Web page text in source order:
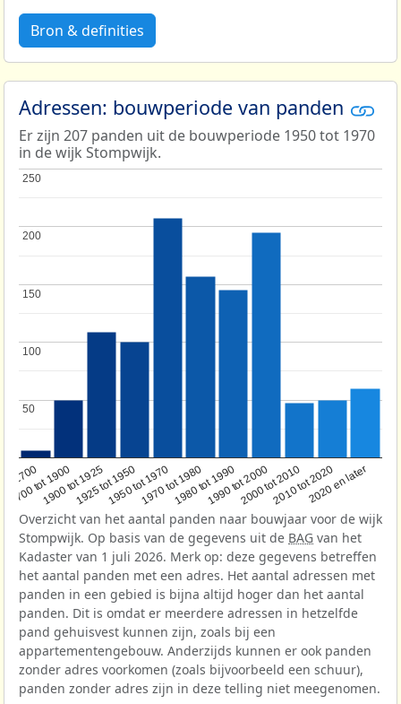
Bron & definities
Adressen: bouwperiode van panden
Er zijn 207 panden uit de bouwperiode 1950 tot 1970
in de wijk Stompwijk.
1700
1700 tot 1900
1900 tot 19251925 tot 19501950 tot 19701970 tot 19801980 tot 19901990 tot 20002000 tot 20102010 tot 20202020 en later
50
50
100
100
150
150
200
200
250
250
Overzicht van het aantal panden naar bouwjaar voor de wijk
Stompwijk. Op basis van de gegevens uit de BAG van het
Kadaster van 1 juli 2026. Merk op: deze gegevens betreffen
het aantal panden met een adres. Het aantal adressen met
panden in een gebied is bijna altijd hoger dan het aantal
panden. Dit is omdat er meerdere adressen in hetzelfde
pand gehuisvest kunnen zijn, zoals bij een
appartementengebouw. Anderzijds kunnen er ook panden
zonder adres voorkomen (zoals bijvoorbeeld een schuur),
panden zonder adres zijn in deze telling niet meegenomen.